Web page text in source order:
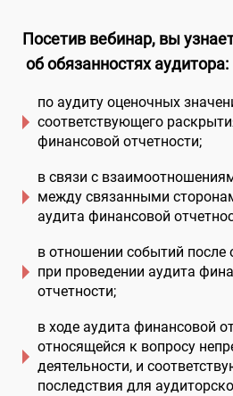
Посетив вебинар, вы
об обязанностях аудитора:
по аудиту оценочных
соответствующего
финансовой отчетности;
в связи с
между связанными
аудита финансовой
в отношении событий после
при проведении аудита
отчетности;
в ходе аудита финансовой
относящейся к вопросу
деятельности, и
последствия для